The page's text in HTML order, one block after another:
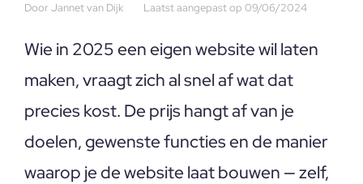
Door Jannet van Dijk Laatst aangepast op 09/06/2024
Wie in 2025 een eigen website wil laten
maken, vraagt zich al snel af wat dat
precies kost. De prijs hangt af van je
doelen, gewenste functies en de manier
waarop je de website laat bouwen — zelf,